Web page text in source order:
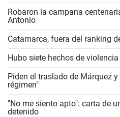
Robaron la campana
Antonio
Catamarca, fuera del ranking
Hubo siete hechos de
Piden el traslado de Márquez
régimen"
"No me siento apto": carta de
detenido